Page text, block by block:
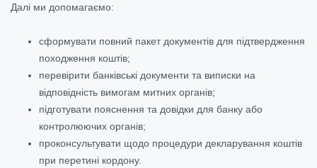
Далі ми допомагаємо:
сформувати повний пакет документів для підтвердження
походження коштів;
перевірити банківські документи та виписки на
відповідність вимогам митних органів;
підготувати пояснення та довідки для банку або
контролюючих органів;
проконсультувати щодо процедури декларування коштів
при перетині кордону.